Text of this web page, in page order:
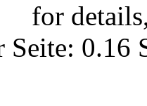
for
Seite: 0.16